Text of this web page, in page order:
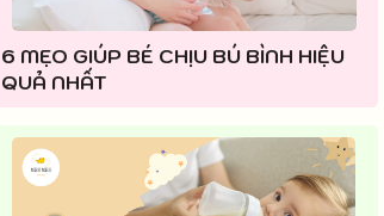
6 MẸO GIÚP BÉ CHỊU BÚ BÌNH HIỆU
QUẢ NHẤT